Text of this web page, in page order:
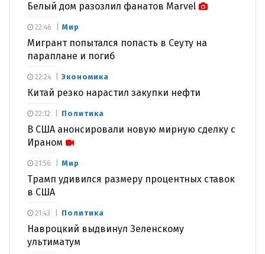
Белый дом разозлил фанатов Marvel
Мир
Мигрант попытался попасть в Сеуту на
параплане и погиб
22:46
Экономика
Китай резко нарастил закупки нефти
22:24
Политика
В США анонсировали новую мирную сделку с
Ираном
22:12
Мир
Трамп удивился размеру процентных ставок
в США
21:56
Политика
Навроцкий выдвинул Зеленскому
ультиматум
21:43